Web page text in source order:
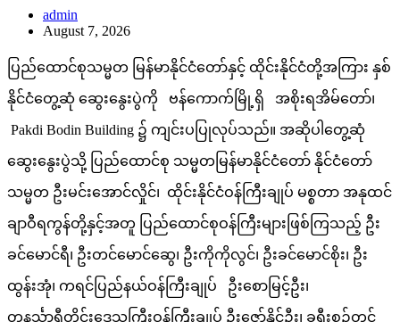
admin
August 7, 2026
ပြည်ထောင်စုသမ္မတ မြန်မာနိုင်ငံတော်နှင့် ထိုင်းနိုင်ငံတို့အကြား နှစ်
နိုင်ငံတွေ့ဆုံ ဆွေးနွေးပွဲကို ဗန်ကောက်မြို့ရှိ အစိုးရအိမ်တော်၊
Pakdi Bodin Building ၌ ကျင်းပပြုလုပ်သည်။ အဆိုပါတွေ့ဆုံ
ဆွေးနွေးပွဲသို့ ပြည်ထောင်စု သမ္မတမြန်မာနိုင်ငံတော် နိုင်ငံတော်
သမ္မတ ဦးမင်းအောင်လှိုင်၊ ထိုင်းနိုင်ငံဝန်ကြီးချုပ် မစ္စတာ အနုထင်
ချာဝီရကွန်တို့နှင့်အတူ ပြည်ထောင်စုဝန်ကြီးများဖြစ်ကြသည့် ဦး
ခင်မောင်ရီ၊ ဦးတင်မောင်ဆွေ၊ ဦးကိုကိုလွင်၊ ဦးခင်မောင်စိုး၊ ဦး
ထွန်းအုံ၊ ကရင်ပြည်နယ်ဝန်ကြီးချုပ် ဦးစောမြင့်ဦး၊
တနင်္သာရီတိုင်းဒေသကြီးဝန်ကြီးချုပ် ဦးဇော်နိုင်ဦး၊ ခရီးစဉ်တွင်